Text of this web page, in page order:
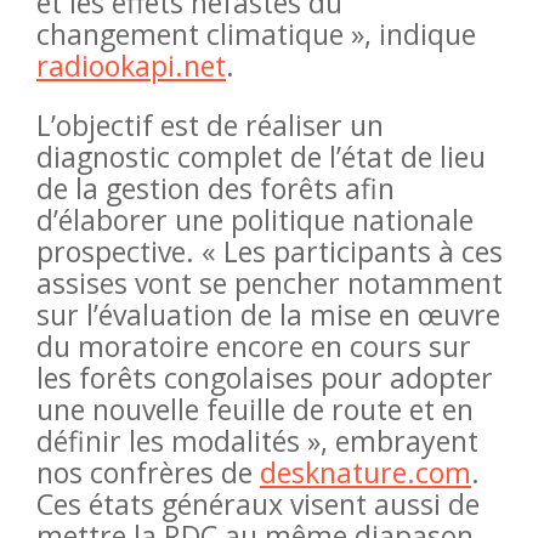
changement climatique », indique
radiookapi.net.
L’objectif est de réaliser un
diagnostic complet de l’état de lieu
de la gestion des forêts afin
d’élaborer une politique nationale
prospective. « Les participants à ces
assises vont se pencher notamment
sur l’évaluation de la mise en œuvre
du moratoire encore en cours sur
les forêts congolaises pour adopter
une nouvelle feuille de route et en
définir les modalités », embrayent
nos confrères de desknature.com.
Ces états généraux visent aussi de